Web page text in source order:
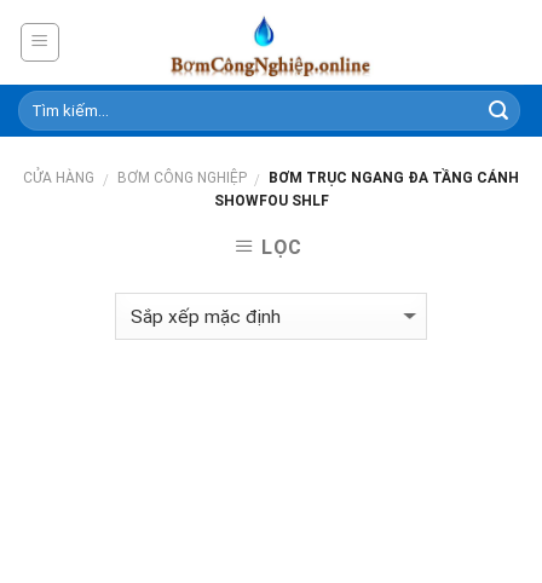
CỬA HÀNG / BƠM CÔNG NGHIỆP /
BƠM TRỤC NGANG ĐA TẦNG CÁNH
SHOWFOU SHLF
LỌC